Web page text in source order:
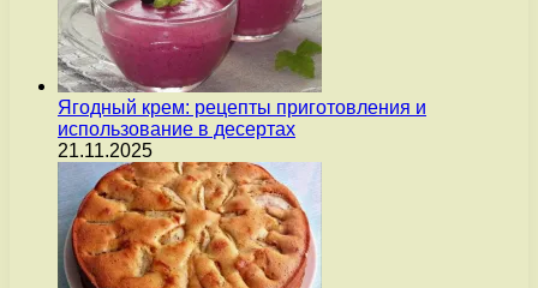
Ягодный крем: рецепты приготовления и
использование в десертах
21.11.2025